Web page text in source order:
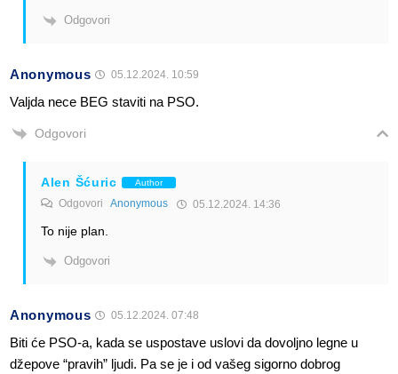
Odgovori
Anonymous 05.12.2024. 10:59
Valjda nece BEG staviti na PSO.
Odgovori
Alen Šćuric Author
Odgovori Anonymous 05.12.2024. 14:36
To nije plan.
Odgovori
Anonymous 05.12.2024. 07:48
Biti će PSO-a, kada se uspostave uslovi da dovoljno legne u
džepove “pravih” ljudi. Pa se je i od vašeg sigorno dobrog